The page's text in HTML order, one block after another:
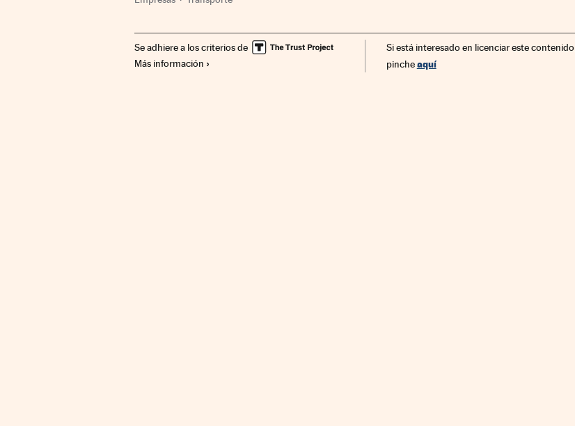
Se adhiere a los criterios de
Más información
Si está interesado en licenciar este contenido,
pincheaquí